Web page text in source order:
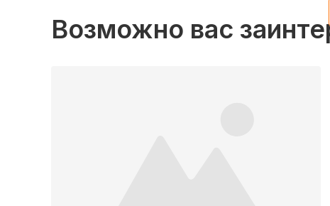
Возможно вас